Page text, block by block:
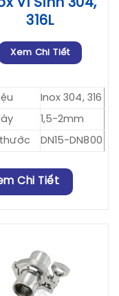
316L
Xem Chi Tiết
Inox 304, 316
1,5-2mm
thước
DN15-DN800
Chi Tiết